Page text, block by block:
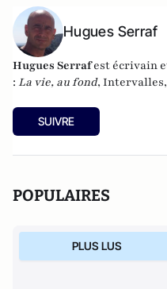
Hugues Serraf
Hugues Serrafest écrivain
: La vie, au fond, Intervalles,
SUIVRE
POPULAIRES
PLUS LUS